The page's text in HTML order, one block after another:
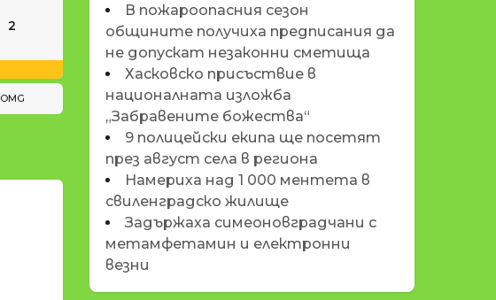
2
OMG
В пожароопасния сезон
общините получиха предписания да
не допускат незаконни сметища
Хасковско присъствие в
националната изложба
„Забравените божества“
9 полицейски екипа ще посетят
през август села в региона
Намериха над 1 000 ментета в
свиленградско жилище
Задържаха симеоновградчани с
метамфетамин и електронни
везни